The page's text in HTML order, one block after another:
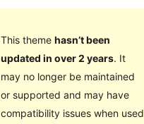
This theme hasn’t been
updated in over 2 years. It
may no longer be maintained
or supported and may have
compatibility issues when used